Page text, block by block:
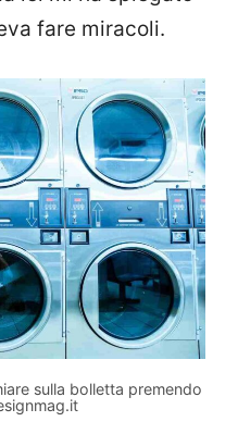
fare miracoli.
sulla bolletta premendo